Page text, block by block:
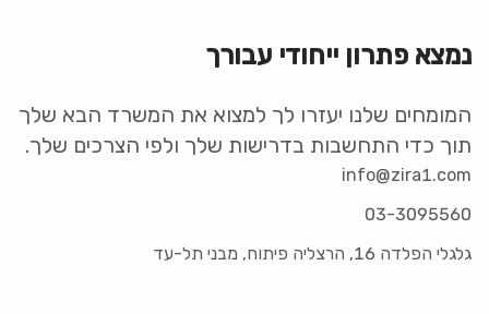
נמצא פתרון ייחודי עבורך
המומחים שלנו יעזרו לך למצוא את המשרד הבא שלך
תוך כדי התחשבות בדרישות שלך ולפי הצרכים שלך.
info@zira1.com
03-3095560
גלגלי הפלדה 16, הרצליה פיתוח, מבני תל-עד